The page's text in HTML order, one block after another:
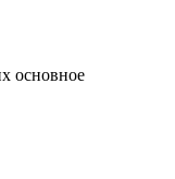
основное